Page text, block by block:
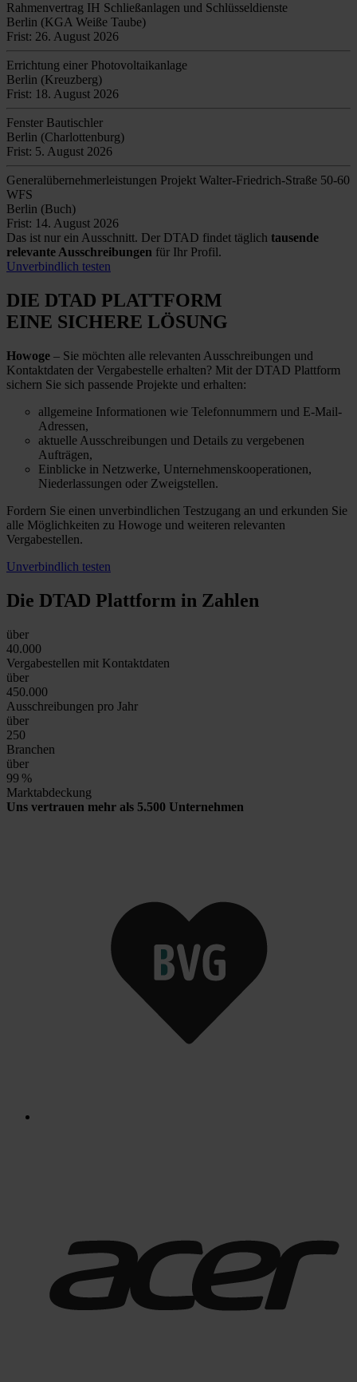
Rahmenvertrag IH Schließanlagen und Schlüsseldienste
Berlin (KGA Weiße Taube)
Frist: 26. August 2026
Errichtung einer Photovoltaikanlage
Berlin (Kreuzberg)
Frist: 18. August 2026
Fenster Bautischler
Berlin (Charlottenburg)
Frist: 5. August 2026
Generalübernehmerleistungen Projekt Walter-Friedrich-Straße 50-60
WFS
Berlin (Buch)
Frist: 14. August 2026
Das ist nur ein Ausschnitt. Der DTAD findet täglich tausende
relevante Ausschreibungen für Ihr Profil.
Unverbindlich testen
DIE DTAD PLATTFORM
EINE SICHERE LÖSUNG
Howoge – Sie möchten alle relevanten Ausschreibungen und
Kontaktdaten der Vergabestelle erhalten? Mit der DTAD Plattform
sichern Sie sich passende Projekte und erhalten:
allgemeine Informationen wie Telefonnummern und E-Mail-
Adressen,
aktuelle Ausschreibungen und Details zu vergebenen
Aufträgen,
Einblicke in Netzwerke, Unternehmenskooperationen,
Niederlassungen oder Zweigstellen.
Fordern Sie einen unverbindlichen Testzugang an und erkunden Sie
alle Möglichkeiten zu Howoge und weiteren relevanten
Vergabestellen.
Unverbindlich testen
Die DTAD Plattform in Zahlen
über
40.000
Vergabestellen mit Kontaktdaten
über
450.000
Ausschreibungen pro Jahr
über
250
Branchen
über
99 %
Marktabdeckung
Uns vertrauen mehr als 5.500 Unternehmen